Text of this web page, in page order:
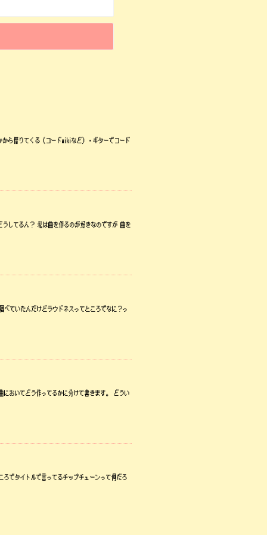
ら借りてくる（コードwikiなど）・ギターでコード
してるん？ 私は曲を作るのが好きなのですが 曲を
ていたんだけどラウドネスってところでなに？っ
においてどう作ってるかに分けて書きます。 どうい
ろでタイトルで言ってるチップチューンって何だろ